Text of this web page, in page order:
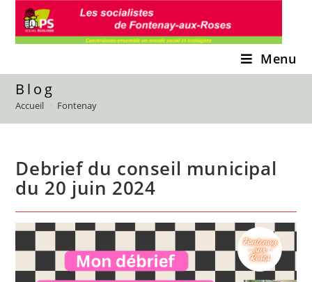
Skip
content
Menu
Blog
Accueil Fontenay
Debrief du conseil municipal
du 20 juin 2024